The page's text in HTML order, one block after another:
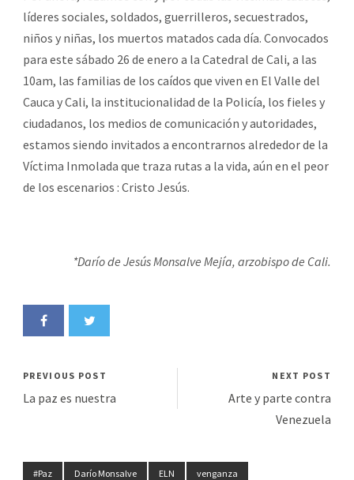
líderes sociales, soldados, guerrilleros, secuestrados,
niños y niñas, los muertos matados cada día. Convocados
para este sábado 26 de enero a la Catedral de Cali, a las
10am, las familias de los caídos que viven en El Valle del
Cauca y Cali, la institucionalidad de la Policía, los fieles y
ciudadanos, los medios de comunicación y autoridades,
estamos siendo invitados a encontrarnos alrededor de la
Víctima Inmolada que traza rutas a la vida, aún en el peor
de los escenarios : Cristo Jesús.
*Darío de Jesús Monsalve Mejía, arzobispo de Cali.
PREVIOUS POST
La paz es nuestra
NEXT POST
Arte y parte contra
Venezuela
#Paz Darío Monsalve ELN venganza